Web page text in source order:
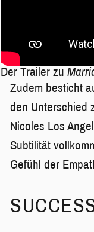
Der Trailer zu
Zudem besticht
den Unterschied
Nicoles Los
Subtilität
Gefühl der